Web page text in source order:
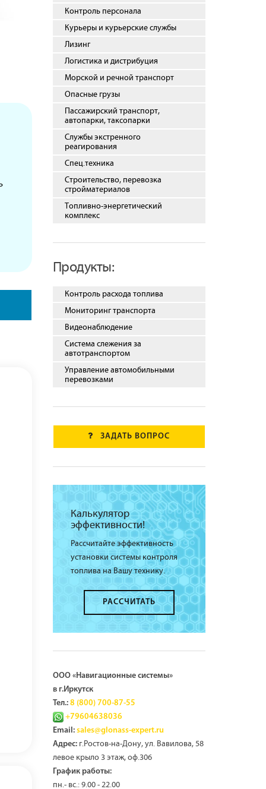
Контроль персонала
Курьеры и курьерские службы
Лизинг
Логистика и дистрибуция
Морской и речной транспорт
Опасные грузы
Пассажирский транспорт,
автопарки, таксопарки
Службы экстренного
реагирования
Спец.техника
Строительство, перевозка
стройматериалов
Топливно-энергетический
комплекс
Продукты:
Контроль расхода топлива
Мониторинг транспорта
Видеонаблюдение
Система слежения за
автотранспортом
Управление автомобильными
перевозками
ЗАДАТЬ ВОПРОС
Калькулятор
эффективности!
Рассчитайте эффективность
установки системы контроля
топлива на Вашу технику.
РАССЧИТАТЬ
ООО «Навигационные системы»
в г.Иркутск
Тел.: 8 (800) 700-87-55
+79604638036
Email: sales@glonass-expert.ru
Адрес:г.Ростов-на-Дону, ул. Вавилова, 58
левое крыло 3 этаж, оф.306
График работы:
пн.- вс.: 9.00 - 22.00